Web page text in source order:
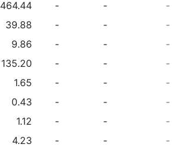
464.44 - -
-
39.88 - -
-
9.86 - -
-
135.20 - -
-
1.65 - -
-
0.43 - -
-
1.12 - -
-
4.23 - -
-